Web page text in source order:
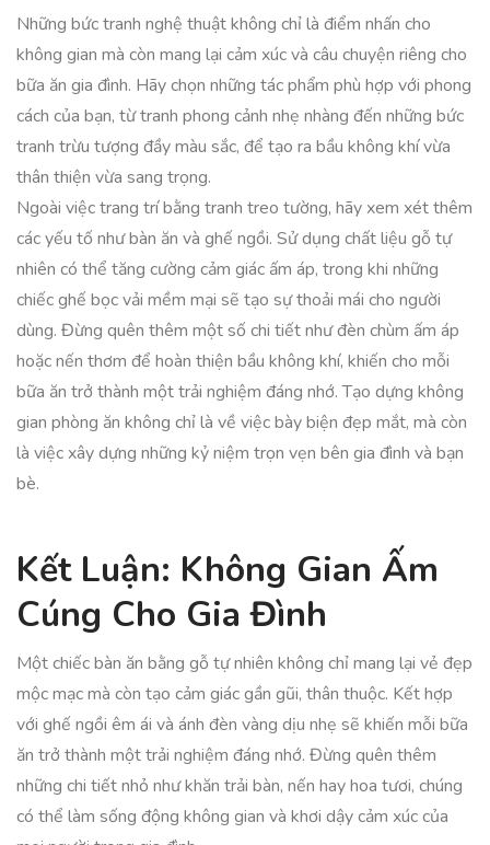
Những bức tranh nghệ thuật không chỉ là điểm nhấn cho
không gian mà còn mang lại cảm xúc và câu chuyện riêng cho
bữa ăn gia đình. Hãy chọn những tác phẩm phù hợp với phong
cách của bạn, từ tranh phong cảnh nhẹ nhàng đến những bức
tranh trừu tượng đầy màu sắc, để tạo ra bầu không khí vừa
thân thiện vừa sang trọng.
Ngoài việc trang trí bằng tranh treo tường, hãy xem xét thêm
các yếu tố như bàn ăn và ghế ngồi. Sử dụng chất liệu gỗ tự
nhiên có thể tăng cường cảm giác ấm áp, trong khi những
chiếc ghế bọc vải mềm mại sẽ tạo sự thoải mái cho người
dùng. Đừng quên thêm một số chi tiết như đèn chùm ấm áp
hoặc nến thơm để hoàn thiện bầu không khí, khiến cho mỗi
bữa ăn trở thành một trải nghiệm đáng nhớ. Tạo dựng không
gian phòng ăn không chỉ là về việc bày biện đẹp mắt, mà còn
là việc xây dựng những kỷ niệm trọn vẹn bên gia đình và bạn
bè.
Kết Luận: Không Gian Ấm
Cúng Cho Gia Đình
Một chiếc bàn ăn bằng gỗ tự nhiên không chỉ mang lại vẻ đẹp
mộc mạc mà còn tạo cảm giác gần gũi, thân thuộc. Kết hợp
với ghế ngồi êm ái và ánh đèn vàng dịu nhẹ sẽ khiến mỗi bữa
ăn trở thành một trải nghiệm đáng nhớ. Đừng quên thêm
những chi tiết nhỏ như khăn trải bàn, nến hay hoa tươi, chúng
có thể làm sống động không gian và khơi dậy cảm xúc của